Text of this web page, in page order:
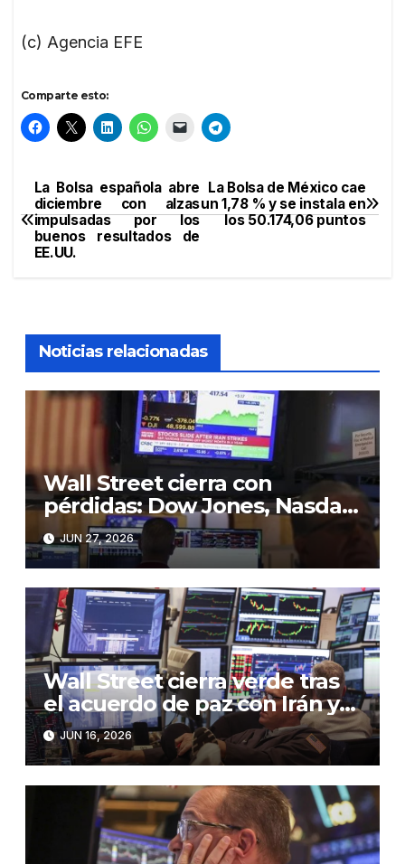
(c) Agencia EFE
Comparte esto:
Navegación
de
La Bolsa de México cae
un 1,78 % y se instala en
los 50.174,06 puntos
La Bolsa española abre
diciembre con alzas
impulsadas por los
buenos resultados de
EE.UU.
Noticias relacionadas
Wall Street cierra con
pérdidas: Dow Jones, Nasdaq
y S&P 500 retroceden en
jornada de cautela”
JUN 27, 2026
Wall Street cierra verde tras
el acuerdo de paz con Irán y
la caída en el precio del crudo
JUN 16, 2026